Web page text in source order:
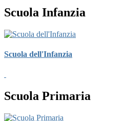
Scuola Infanzia
Scuola dell'Infanzia
Scuola Primaria